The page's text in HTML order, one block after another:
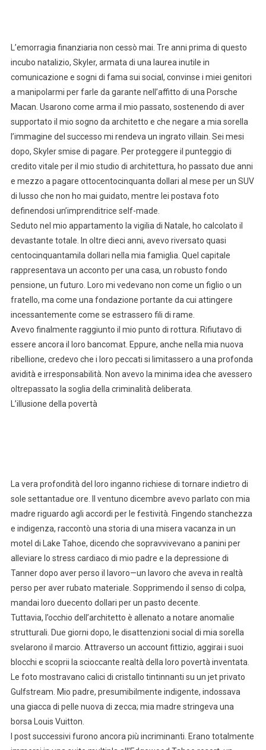
L’emorragia finanziaria non cessò mai. Tre anni prima di questo
incubo natalizio, Skyler, armata di una laurea inutile in
comunicazione e sogni di fama sui social, convinse i miei genitori
a manipolarmi per farle da garante nell’affitto di una Porsche
Macan. Usarono come arma il mio passato, sostenendo di aver
supportato il mio sogno da architetto e che negare a mia sorella
l’immagine del successo mi rendeva un ingrato villain. Sei mesi
dopo, Skyler smise di pagare. Per proteggere il punteggio di
credito vitale per il mio studio di architettura, ho passato due anni
e mezzo a pagare ottocentocinquanta dollari al mese per un SUV
di lusso che non ho mai guidato, mentre lei postava foto
definendosi un’imprenditrice self-made.
Seduto nel mio appartamento la vigilia di Natale, ho calcolato il
devastante totale. In oltre dieci anni, avevo riversato quasi
centocinquantamila dollari nella mia famiglia. Quel capitale
rappresentava un acconto per una casa, un robusto fondo
pensione, un futuro. Loro mi vedevano non come un figlio o un
fratello, ma come una fondazione portante da cui attingere
incessantemente come se estrassero fili di rame.
Avevo finalmente raggiunto il mio punto di rottura. Rifiutavo di
essere ancora il loro bancomat. Eppure, anche nella mia nuova
ribellione, credevo che i loro peccati si limitassero a una profonda
avidità e irresponsabilità. Non avevo la minima idea che avessero
oltrepassato la soglia della criminalità deliberata.
L’illusione della povertà
La vera profondità del loro inganno richiese di tornare indietro di
sole settantadue ore. Il ventuno dicembre avevo parlato con mia
madre riguardo agli accordi per le festività. Fingendo stanchezza
e indigenza, raccontò una storia di una misera vacanza in un
motel di Lake Tahoe, dicendo che sopravvivevano a panini per
alleviare lo stress cardiaco di mio padre e la depressione di
Tanner dopo aver perso il lavoro—un lavoro che aveva in realtà
perso per aver rubato materiale. Sopprimendo il senso di colpa,
mandai loro duecento dollari per un pasto decente.
Tuttavia, l’occhio dell’architetto è allenato a notare anomalie
strutturali. Due giorni dopo, le disattenzioni social di mia sorella
svelarono il marcio. Attraverso un account fittizio, aggirai i suoi
blocchi e scoprii la scioccante realtà della loro povertà inventata.
Le foto mostravano calici di cristallo tintinnanti su un jet privato
Gulfstream. Mio padre, presumibilmente indigente, indossava
una giacca di pelle nuova di zecca; mia madre stringeva una
borsa Louis Vuitton.
I post successivi furono ancora più incriminanti. Erano totalmente